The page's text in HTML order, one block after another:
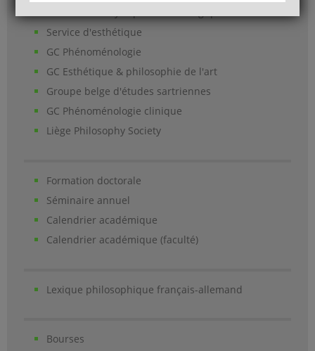
Service d'esthétique
GC Phénoménologie
GC Esthétique & philosophie de l'art
Groupe belge d'études sartriennes
GC Phénoménologie clinique
Liège Philosophy Society
Formation doctorale
Séminaire annuel
Calendrier académique
Calendrier académique (faculté)
Lexique philosophique français-allemand
Bourses